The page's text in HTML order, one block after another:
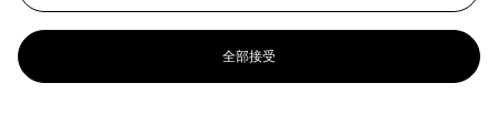
更多來自 中國古代書畫
全部接受